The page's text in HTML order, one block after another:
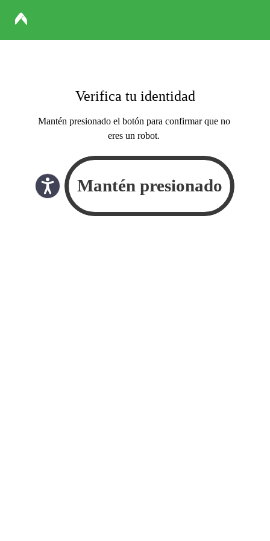
Verifica tu identidad
Mantén presionado el botón para confirmar que no
eres un robot.